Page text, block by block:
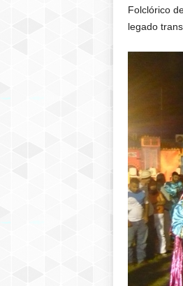
Folclórico
legado